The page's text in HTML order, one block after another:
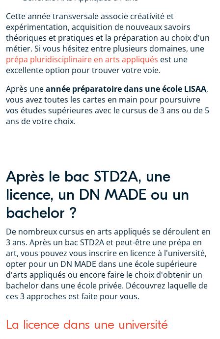
Cette année transversale associe créativité et
expérimentation, acquisition de nouveaux savoirs
théoriques et pratiques et la préparation au choix d'un
métier. Si vous hésitez entre plusieurs domaines, une
prépa pluridisciplinaire en arts appliqués est une
excellente option pour trouver votre voie.
Après uneannée préparatoire dans une école LISAA,
vous avez toutes les cartes en main pour poursuivre
vos études supérieures avec le cursus de 3 ans ou de 5
ans de votre choix.
Après le bac STD2A, une
licence, un DN MADE ou un
bachelor ?
De nombreux cursus en arts appliqués se déroulent en
3 ans. Après un bac STD2A et peut-être une prépa en
art, vous pouvez vous inscrire en licence à l'université,
opter pour un DN MADE dans une école supérieure
d'arts appliqués ou encore faire le choix d'obtenir un
bachelor dans une école privée. Découvrez laquelle de
ces 3 approches est faite pour vous.
La licence dans une université